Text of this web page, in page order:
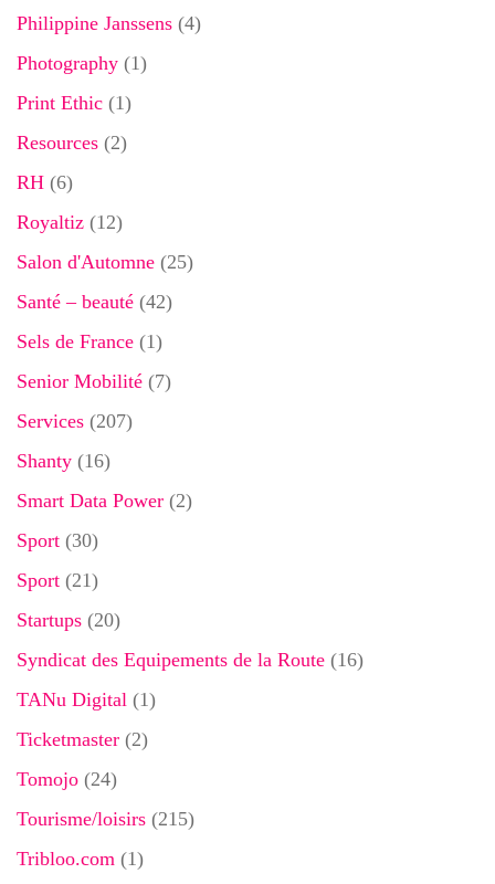
Philippine Janssens (4)
Photography (1)
Print Ethic (1)
Resources (2)
RH (6)
Royaltiz (12)
Salon d'Automne (25)
Santé – beauté (42)
Sels de France (1)
Senior Mobilité (7)
Services (207)
Shanty (16)
Smart Data Power (2)
Sport (30)
Sport (21)
Startups (20)
Syndicat des Equipements de la Route (16)
TANu Digital (1)
Ticketmaster (2)
Tomojo (24)
Tourisme/loisirs (215)
Tribloo.com (1)